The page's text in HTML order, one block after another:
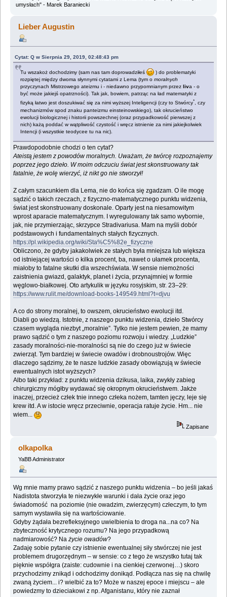
umysłach" - Marek Baraniecki
Lieber Augustin
Cytat: Q w Sierpnia 29, 2019, 02:48:43 pm
Tu wszakoż dochodzimy (sam nas tam doprowadziłeś
) do problematyki
rozpiętej między dwoma słynnymi cytatami z Lema (tym omoralnych
przyczynach Mistrzowego ateizmu i - niedawno przypomnianym przez liva - o
być może jakiejś opatrzności). Tak jak, bowiem, patrząc na ład matematyki z
fizyką łatwo jest doszukiwać się za nimi wyższej Inteligencji (czy to Stwórcy*, czy
mechanizmów spod znaku panteizmu einsteinowskiego), tak okrucieństwo
ewolucji biologicznej i historii powszechnej (oraz przypadkowość pierwszej z
nich) każą poddać w wątpliwość czystość i wręcz istnienie za nimi jakiejkolwiek
Intencji (i wszystkie teodycee tu na nic).
Prawdopodobnie chodzi o ten cytat?
Ateistą jestem z powodów moralnych. Uważam, że twórcę rozpoznajemy
poprzez jego dzieło. W moim odczuciu świat jest skonstruowany tak
fatalnie, że wolę wierzyć, iż nikt go nie stworzył!
Z całym szacunkiem dla Lema, nie do końca się zgadzam. O ile mogę
sądzić o takich rzeczach, z fizyczno-matematycznego punktu widzenia,
świat jest skonstruowany doskonale. Oparty jest na niesamowitym
wprost aparacie matematycznym. I wyregulowany tak samo wybornie,
jak, nie przymierzając, skrzypce Stradivariusa. Mam na myśli dobór
podstawowych i fundamentalnych stałych fizycznych.
https://pl.wikipedia.org/wiki/Sta%C5%82e_fizyczne
Obliczono, że gdyby jakakolwiek ze stałych była mniejsza lub większa
od istniejącej wartości o kilka procent, ba, nawet o ułamek procenta,
miałoby to fatalne skutki dla wszechświata. W sensie niemożności
zaistnienia gwiazd, galaktyk, planet i życia, przynajmniej w formie
węglowo-białkowej. Oto artykulik w języku rosyjskim, str. 23–29:
https://www.rulit.me/download-books-149549.html?t=djvu
A co do strony moralnej, to owszem, okrucieństwo ewolucji itd.
Diabli go wiedzą. Istotnie, z naszego punktu widzenia, dzieło Stwórcy
czasem wygląda niezbyt „moralnie”. Tylko nie jestem pewien, że mamy
prawo sądzić o tym z naszego poziomu rozwoju i wiedzy. „Ludzkie”
zasady moralności-nie-moralności są nie do czego już w świecie
zwierząt. Tym bardziej w świecie owadów i drobnoustrojów. Więc
dlaczego sądzimy, że te nasze ludzkie zasady obowiązują w świecie
ewentualnych istot wyższych?
Albo taki przykład: z punktu widzenia dzikusa, laika, zwykły zabieg
chirurgiczny mógłby wydawać się okropnym okrucieństwem. Jakże
inaczej, przecież człek tnie innego człeka nożem, tamten jęczy, leje się
krew itd. A w istocie wręcz przeciwnie, operacja ratuje życie. Hm... nie
wiem...
Zapisane
olkapolka
YaBB Administrator
Wg mnie mamy prawo sądzić z naszego punktu widzenia – bo jeśli jakaś
Nadistota stworzyła te niezwykłe warunki i dała życie oraz jego
świadomość na poziomie (nie owadzim, zwierzęcym) człeczym, to tym
samym wystawiła się na wartościowanie.
Gdyby żądała bezrefleksyjnego uwielbienia to droga na...na co? Na
zbyteczność krytycznego rozumu? Na jego przypadkową
nadmiarowość? Na życie owadów?
Zadaję sobie pytanie czy istnienie ewentualnej siły stwórczej nie jest
problemem drugorzędnym – w sensie: co z tego że wszystko tutaj tak
pięknie współgra (zaiste: cudownie i na cienkiej czerwonej…) skoro
przychodzimy znikąd i odchodzimy donikąd. Podłącza nas się na chwilę
zwaną życiem... i? wielbić za to? Może w naszej epoce i miejscu – ale
powiedzmy to dzieciakowi z np. Afganistanu, który nie zaznał